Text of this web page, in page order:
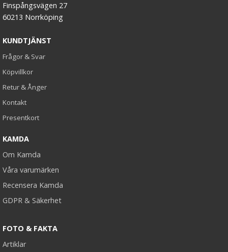
Finspångsvägen 27
60213 Norrköping
KUNDTJÄNST
Frågor & Svar
Köpvillkor
Retur & Ånger
Kontakt
Presentkort
KAMDA
Om Kamda
Våra varumärken
Recensera Kamda
GDPR & Säkerhet
FOTO & FAKTA
Artiklar